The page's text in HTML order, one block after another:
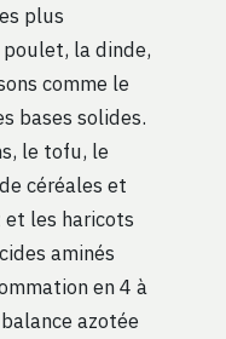
plus
la dinde,
comme le
bases solides.
le tofu, le
céréales et
et les haricots
aminés
en 4 à
azotée